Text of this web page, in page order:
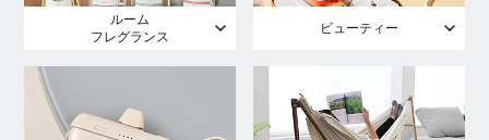
ルーム
フレグランス
ビューティー